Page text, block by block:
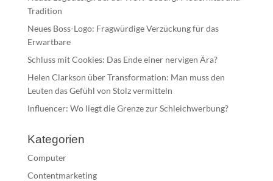
Tradition
Neues Boss-Logo: Fragwürdige Verzückung für das
Erwartbare
Schluss mit Cookies: Das Ende einer nervigen Ära?
Helen Clarkson über Transformation: Man muss den
Leuten das Gefühl von Stolz vermitteln
Influencer: Wo liegt die Grenze zur Schleichwerbung?
Kategorien
Computer
Contentmarketing